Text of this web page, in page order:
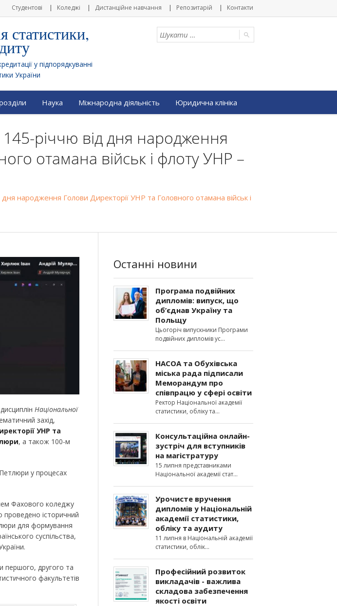
Студентові Коледжі Дистанційне навчання Репозитарій Контакти
статистики,
у підпорядкуванні
України
Наука Міжнародна діяльність Юридична клініка
річчю від дня народження
отамана військ і флоту УНР –
народження Голови Директорії УНР та Головного отамана військ і
Національної
захід,
УНР та
, а також 100-м
у процесах
Фахового коледжу
проведено історичний
для формування
суспільства,
першого, другого та
факультетів
Останні новини
Програма подвійних
дипломів: випуск, що
об’єднав Україну та
Польщу
Цьогоріч випускники Програми
подвійних дипломів ус
НАСОА та Обухівська
міська рада підписали
Меморандум про
співпрацю у сфері освіти
Ректор Національної академії
статистики, обліку та
Консультаційна онлайн-
зустріч для вступників
на магістратуру
15 липня представниками
Національної академії стат
Урочисте вручення
дипломів у Національній
академії статистики,
обліку та аудиту
11 липня в Національній академії
статистики, облік
Професійний розвиток
викладачів - важлива
складова забезпечення
якості освіти